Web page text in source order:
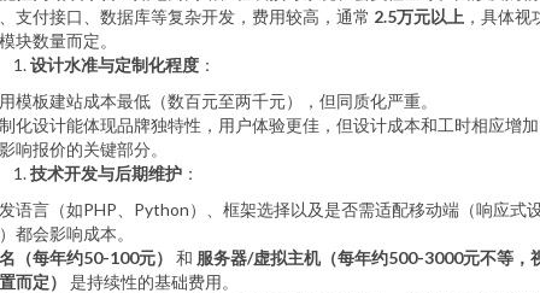
支付接口、数据库等复杂开发，费用较高，通常 2.5万元以上 ，具体视
块数量而定。
设计水准与定制化程度 ：
模板建站成本最低（数百元至两千元），但同质化严重。
化设计能体现品牌独特性，用户体验更佳，但设计成本和工时相应增
响报价的关键部分。
技术开发与后期维护 ：
语言（如PHP、Python）、框架选择以及是否需适配移动端（响应式
都会影响成本。
（每年约50-100元）
和 服务器/虚拟主机（每年约500-3000元不等，
而定）
是持续性的基础费用。